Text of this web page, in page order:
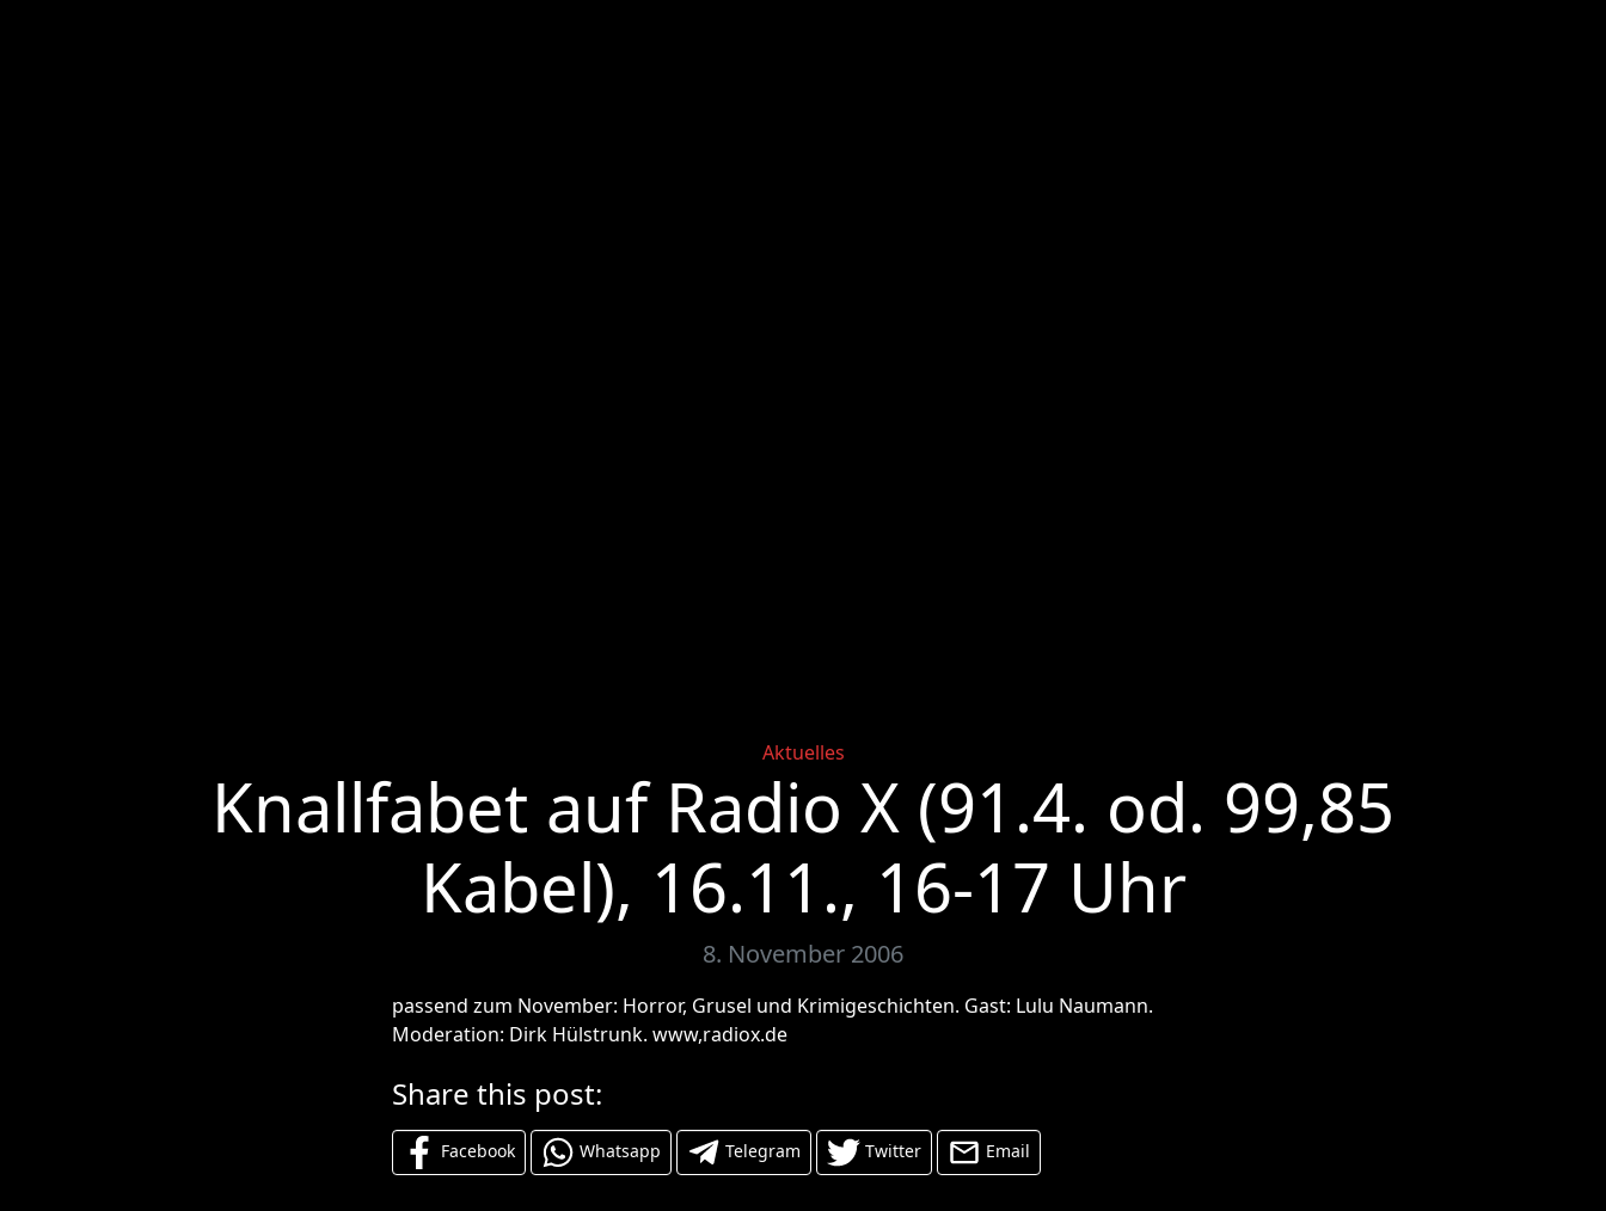
Categories
Aktuelles
Knallfabet auf Radio X (91.4. od. 99,85
Kabel), 16.11., 16-17 Uhr
8. November 2006
passend zum November: Horror, Grusel und Krimigeschichten. Gast: Lulu Naumann.
Moderation: Dirk Hülstrunk. www,radiox.de
Share this post:
Facebook Whatsapp Telegram Twitter Email